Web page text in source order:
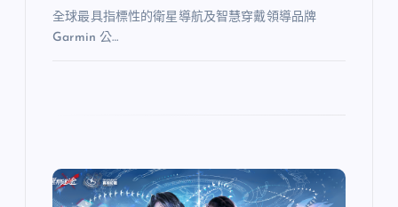
全球最具指標性的衛星導航及智慧穿戴領導品牌
Garmin 公…